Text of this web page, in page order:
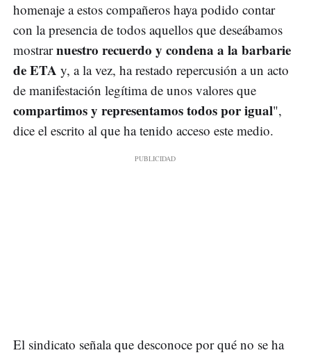
homenaje a estos compañeros haya podido contar
con la presencia de todos aquellos que deseábamos
mostrarnuestro recuerdo y condena a la barbarie
de ETA y, a la vez, ha restado repercusión a un acto
de manifestación legítima de unos valores que
compartimos y representamos todos por igual",
dice el escrito al que ha tenido acceso este medio.
El sindicato señala que desconoce por qué no se ha